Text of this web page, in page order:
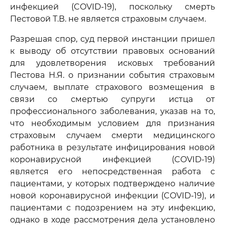
инфекцией (COVID-19), поскольку смерть
Пестовой Т.В. не является страховым случаем.
Разрешая спор, суд первой инстанции пришел
к выводу об отсутствии правовых оснований
для удовлетворения исковых требований
Пестова Н.Я. о признании события страховым
случаем, выплате страхового возмещения в
связи со смертью супруги истца от
профессионального заболевания, указав на то,
что необходимым условием для признания
страховым случаем смерти медицинского
работника в результате инфицирования новой
коронавирусной инфекцией (COVID-19)
является его непосредственная работа с
пациентами, у которых подтверждено наличие
новой коронавирусной инфекции (COVID-19), и
пациентами с подозрением на эту инфекцию,
однако в ходе рассмотрения дела установлено